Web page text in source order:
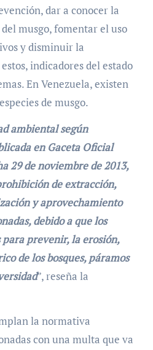
dar a conocer la
musgo, fomentar el uso
y disminuir la
indicadores del estado
En Venezuela, existen
de musgo.
ambiental según
en Gaceta Oficial
29 de noviembre de 2013,
de extracción,
y aprovechamiento
debido a que los
para prevenir, la erosión,
de los bosques, páramos
”, reseña la
la normativa
con una multa que va